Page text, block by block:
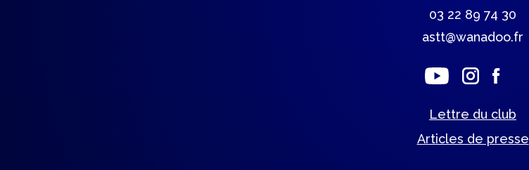
03 22 89 74 30
astt@wanadoo.fr
Lettre du club
Articles de presse